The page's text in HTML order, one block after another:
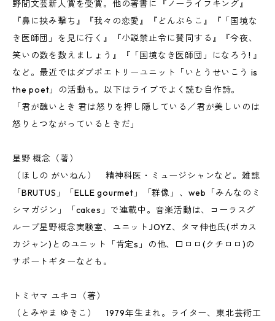
野間文芸新人賞を受賞。他の著書に『ノーライフキング』
『鼻に挟み撃ち』『我々の恋愛』『どんぶらこ』『「国境な
き医師団」を見に行く』『小説禁止令に賛同する』『今夜、
笑いの数を数えましょう』『「国境なき医師団」になろう! 』
など。最近ではダブポエトリーユニット「いとうせいこう is
the poet」の活動も。以下はライブでよく読む自作詩。
「君が醜いとき 君は怒りを押し隠している／君が美しいのは
怒りとつながっているときだ」
星野 概念（著）
（ほしの がいねん） 精神科医・ミュージシャンなど。雑誌
「BRUTUS」「ELLE gourmet」「群像」、web「みんなのミ
シマガジン」「cakes」で連載中。音楽活動は、コーラスグ
ループ星野概念実験室、ユニットJOYZ、タマ伸也氏(ポカス
カジャン)とのユニット「肯定s」の他、口ロロ(クチロロ)の
サポートギターなども。
トミヤマ ユキコ（著）
（とみやま ゆきこ） 1979年生まれ。ライター、東北芸術工